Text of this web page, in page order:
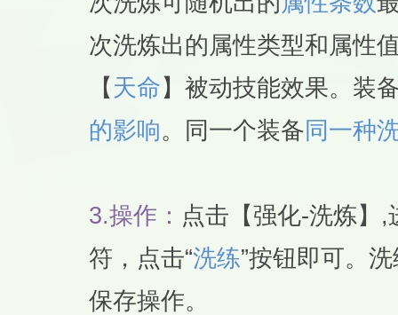
次洗炼出的属性类型和属性
【 天命 】被动技能效果。装
的影响。同一个装备同一种
3.操作： 点击【强化-洗炼】
符，点击“洗练”按钮即可。
保存操作。